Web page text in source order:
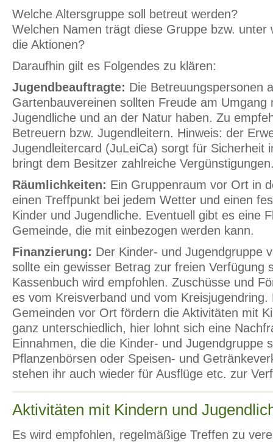
Welche Altersgruppe soll betreut werden?
Welchen Namen trägt diese Gruppe bzw. unter
die Aktionen?
Daraufhin gilt es Folgendes zu klären:
Jugendbeauftragte: Die Betreuungspersonen
Gartenbauvereinen sollten Freude am Umgang
Jugendliche und an der Natur haben. Zu
Betreuern bzw. Jugendleitern. Hinweis: der
Jugendleitercard (JuLeiCa) sorgt für Sicherheit
bringt dem Besitzer zahlreiche
Räumlichkeiten: Ein Gruppenraum vor Ort in
einen Treffpunkt bei jedem Wetter und einen
Kinder und Jugendliche. Eventuell gibt es eine
Gemeinde, die mit einbezogen werden kann.
Finanzierung: Der Kinder- und Jugendgruppe
sollte ein gewisser Betrag zur freien Verfügung
Kassenbuch wird empfohlen. Zuschüsse und
es vom Kreisverband und vom Kreisjugendring.
Gemeinden vor Ort fördern die Aktivitäten mit
ganz unterschiedlich, hier lohnt sich eine
Einnahmen, die die Kinder- und Jugendgruppe
Pflanzenbörsen oder Speisen- und
stehen ihr auch wieder für Ausflüge etc. zur
Aktivitäten mit Kindern und
Es wird empfohlen, regelmäßige Treffen zu